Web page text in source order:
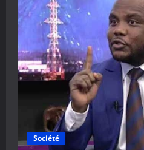
Société